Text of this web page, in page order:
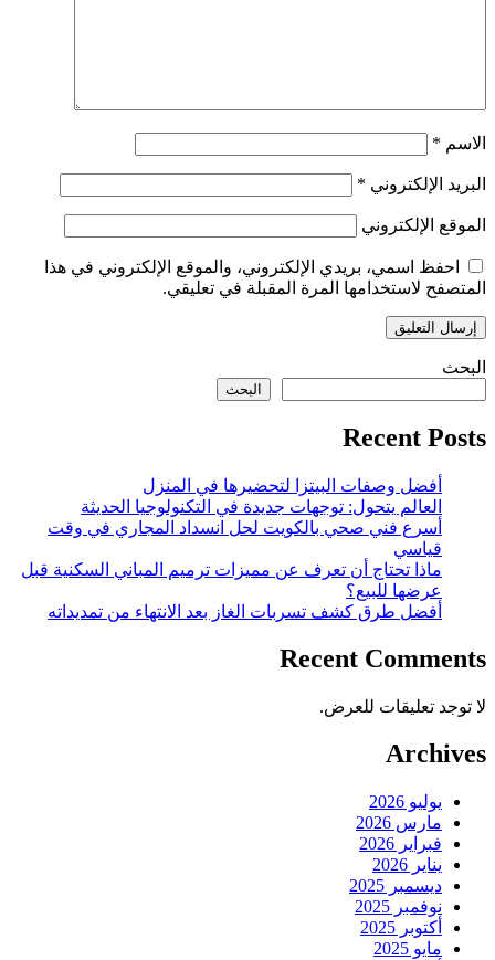
الاسم *
البريد الإلكتروني *
الموقع الإلكتروني
احفظ اسمي، بريدي الإلكتروني، والموقع الإلكتروني في هذا
المتصفح لاستخدامها المرة المقبلة في تعليقي.
البحث
البحث
Recent Posts
أفضل وصفات البيتزا لتحضيرها في المنزل
العالم يتحول: توجهات جديدة في التكنولوجيا الحديثة
أسرع فني صحي بالكويت لحل انسداد المجاري في وقت
قياسي
ماذا تحتاج أن تعرف عن مميزات ترميم المباني السكنية قبل
عرضها للبيع؟
أفضل طرق كشف تسربات الغاز بعد الانتهاء من تمديداته
Recent Comments
لا توجد تعليقات للعرض.
Archives
يوليو 2026
مارس 2026
فبراير 2026
يناير 2026
ديسمبر 2025
نوفمبر 2025
أكتوبر 2025
مايو 2025